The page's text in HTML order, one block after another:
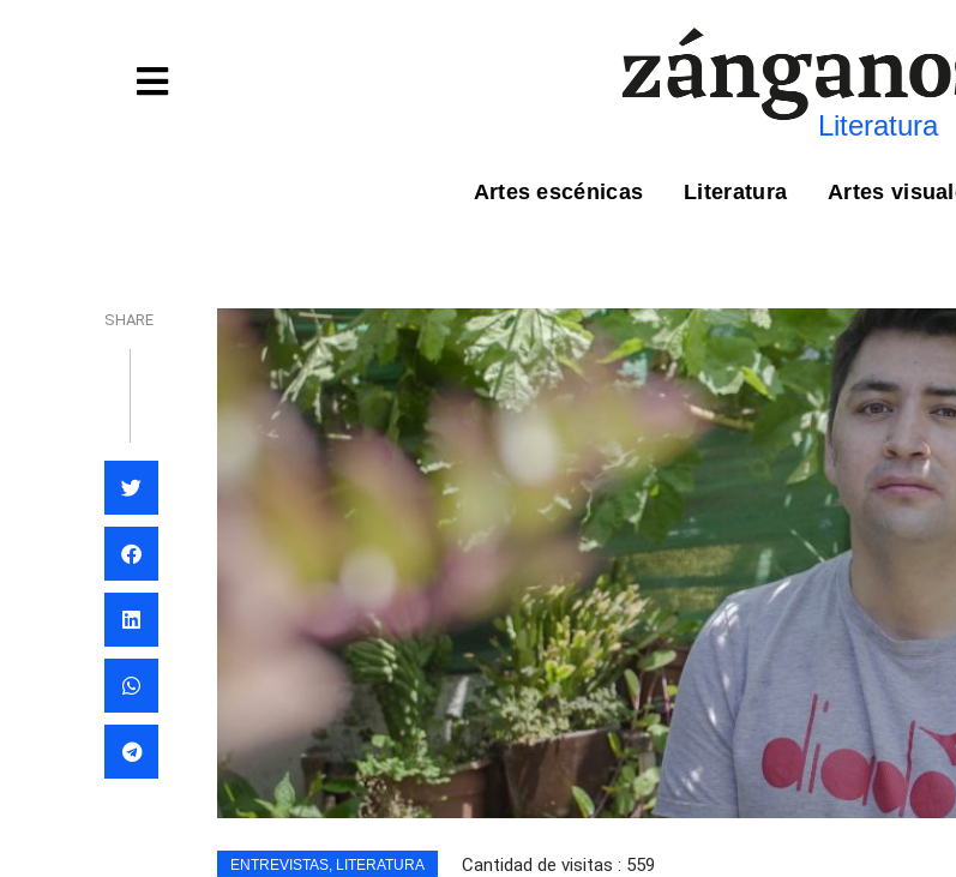
Literatura
Artes escénicas Literatura Artes
SHARE
ENTREVISTAS, LITERATURA Cantidad de visitas : 559